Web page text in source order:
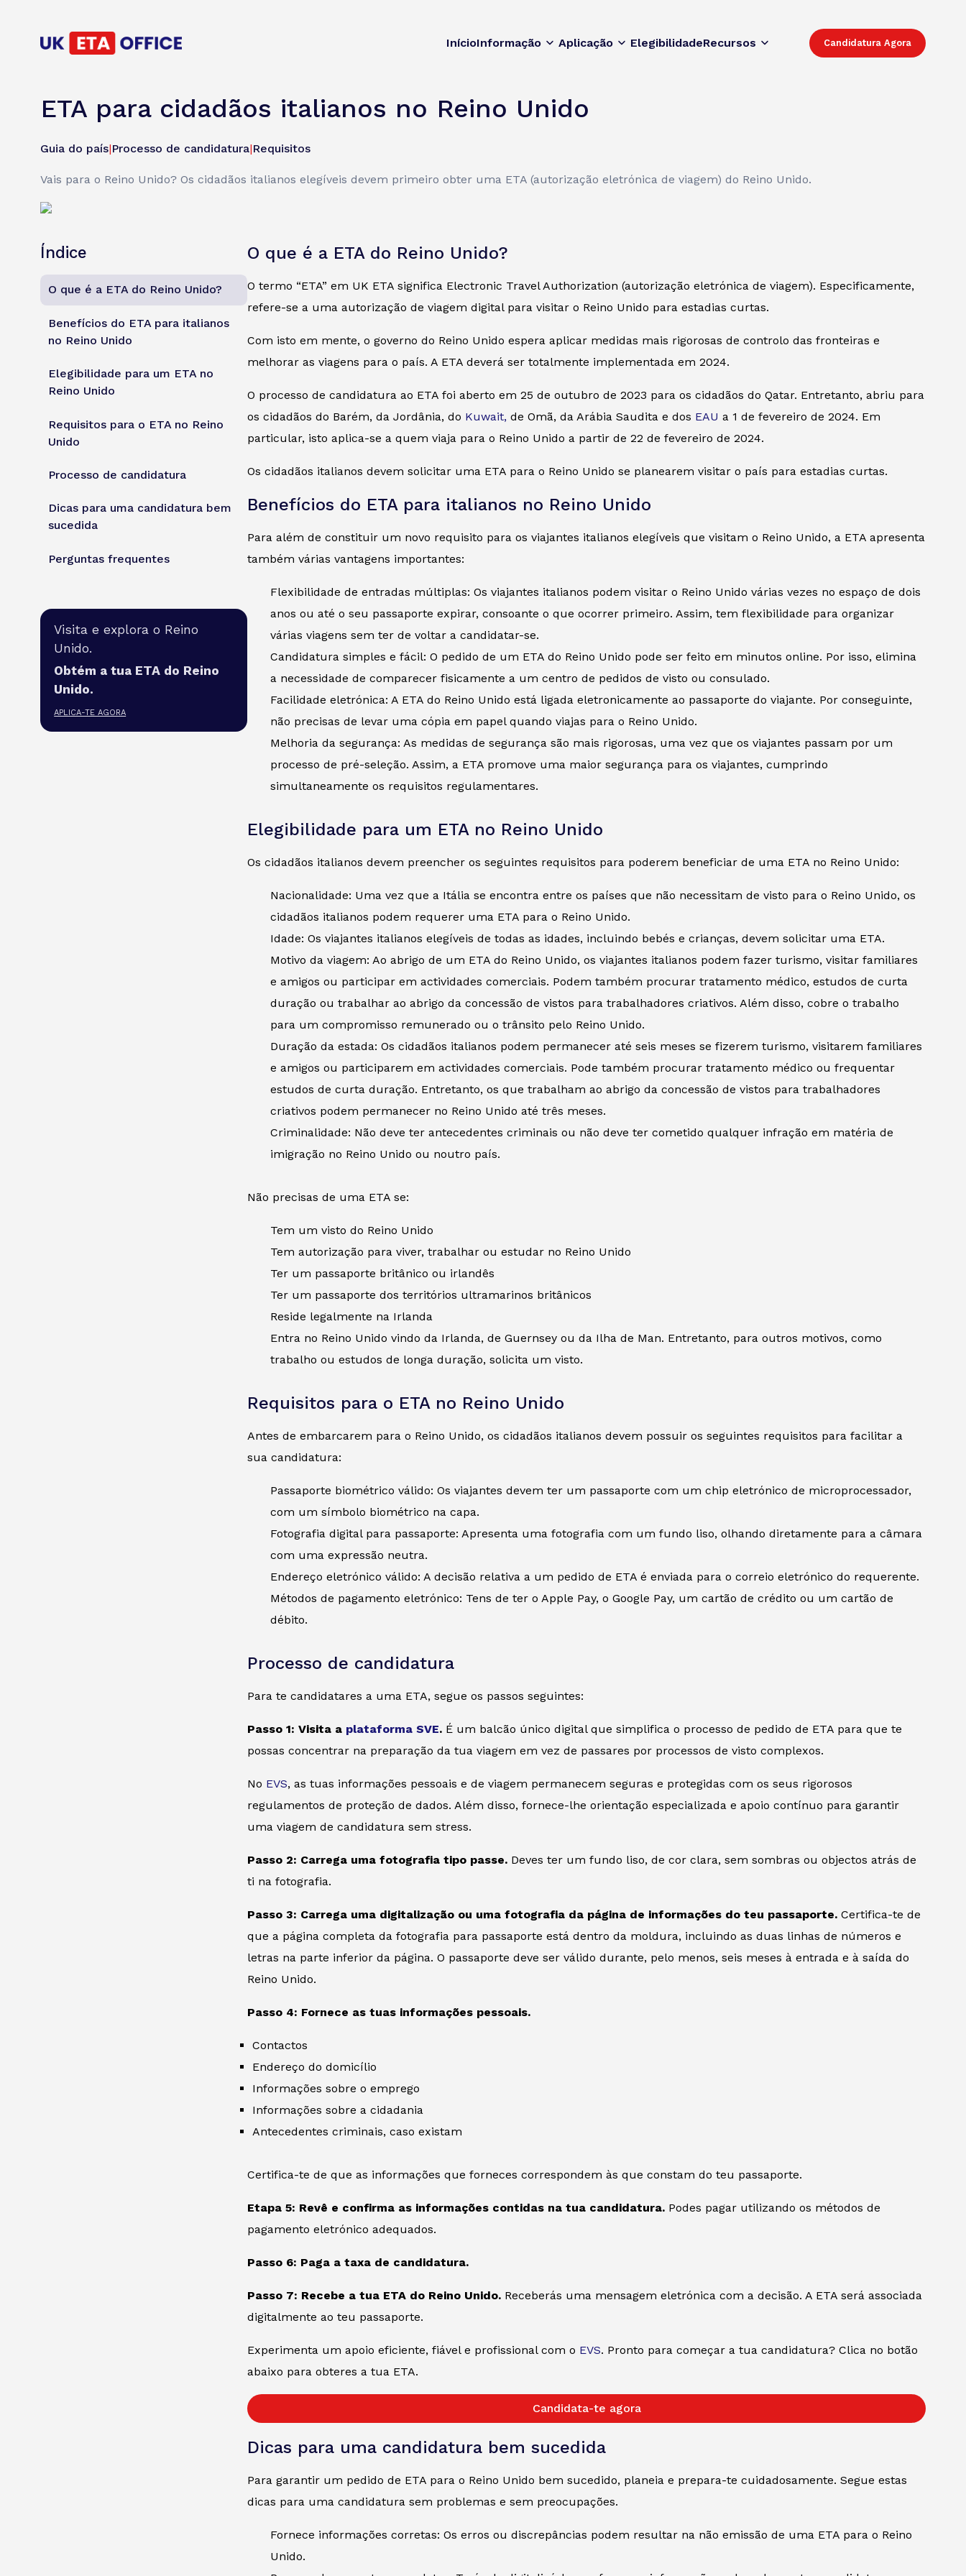
InícioInformação Aplicação ElegibilidadeRecursos Candidatura Agora
ETA para cidadãos italianos no Reino Unido
Guia do país|Processo de candidatura|Requisitos
Vais para o Reino Unido? Os cidadãos italianos elegíveis devem primeiro obter uma ETA (autorização eletrónica de viagem) do Reino Unido.
Índice
O que é a ETA do Reino Unido?
Benefícios do ETA para italianos
no Reino Unido
Elegibilidade para um ETA no
Reino Unido
Requisitos para o ETA no Reino
Unido
Processo de candidatura
Dicas para uma candidatura bem
sucedida
Perguntas frequentes
Visita e explora o Reino
Unido.
Obtém a tua ETA do Reino
Unido.
APLICA-TE AGORA
O que é a ETA do Reino Unido?
O termo “ETA” em UK ETA significa Electronic Travel Authorization (autorização eletrónica de viagem). Especificamente,
refere-se a uma autorização de viagem digital para visitar o Reino Unido para estadias curtas.
Com isto em mente, o governo do Reino Unido espera aplicar medidas mais rigorosas de controlo das fronteiras e
melhorar as viagens para o país. A ETA deverá ser totalmente implementada em 2024.
O processo de candidatura ao ETA foi aberto em 25 de outubro de 2023 para os cidadãos do Qatar. Entretanto, abriu para
os cidadãos do Barém, da Jordânia, do Kuwait, de Omã, da Arábia Saudita e dos EAU a 1 de fevereiro de 2024. Em
particular, isto aplica-se a quem viaja para o Reino Unido a partir de 22 de fevereiro de 2024.
Os cidadãos italianos devem solicitar uma ETA para o Reino Unido se planearem visitar o país para estadias curtas.
Benefícios do ETA para italianos no Reino Unido
Para além de constituir um novo requisito para os viajantes italianos elegíveis que visitam o Reino Unido, a ETA apresenta
também várias vantagens importantes:
Flexibilidade de entradas múltiplas: Os viajantes italianos podem visitar o Reino Unido várias vezes no espaço de dois
anos ou até o seu passaporte expirar, consoante o que ocorrer primeiro. Assim, tem flexibilidade para organizar
várias viagens sem ter de voltar a candidatar-se.
Candidatura simples e fácil: O pedido de um ETA do Reino Unido pode ser feito em minutos online. Por isso, elimina
a necessidade de comparecer fisicamente a um centro de pedidos de visto ou consulado.
Facilidade eletrónica: A ETA do Reino Unido está ligada eletronicamente ao passaporte do viajante. Por conseguinte,
não precisas de levar uma cópia em papel quando viajas para o Reino Unido.
Melhoria da segurança: As medidas de segurança são mais rigorosas, uma vez que os viajantes passam por um
processo de pré-seleção. Assim, a ETA promove uma maior segurança para os viajantes, cumprindo
simultaneamente os requisitos regulamentares.
Elegibilidade para um ETA no Reino Unido
Os cidadãos italianos devem preencher os seguintes requisitos para poderem beneficiar de uma ETA no Reino Unido:
Nacionalidade: Uma vez que a Itália se encontra entre os países que não necessitam de visto para o Reino Unido, os
cidadãos italianos podem requerer uma ETA para o Reino Unido.
Idade: Os viajantes italianos elegíveis de todas as idades, incluindo bebés e crianças, devem solicitar uma ETA.
Motivo da viagem: Ao abrigo de um ETA do Reino Unido, os viajantes italianos podem fazer turismo, visitar familiares
e amigos ou participar em actividades comerciais. Podem também procurar tratamento médico, estudos de curta
duração ou trabalhar ao abrigo da concessão de vistos para trabalhadores criativos. Além disso, cobre o trabalho
para um compromisso remunerado ou o trânsito pelo Reino Unido.
Duração da estada: Os cidadãos italianos podem permanecer até seis meses se fizerem turismo, visitarem familiares
e amigos ou participarem em actividades comerciais. Pode também procurar tratamento médico ou frequentar
estudos de curta duração. Entretanto, os que trabalham ao abrigo da concessão de vistos para trabalhadores
criativos podem permanecer no Reino Unido até três meses.
Criminalidade: Não deve ter antecedentes criminais ou não deve ter cometido qualquer infração em matéria de
imigração no Reino Unido ou noutro país.
Não precisas de uma ETA se:
Tem um visto do Reino Unido
Tem autorização para viver, trabalhar ou estudar no Reino Unido
Ter um passaporte britânico ou irlandês
Ter um passaporte dos territórios ultramarinos britânicos
Reside legalmente na Irlanda
Entra no Reino Unido vindo da Irlanda, de Guernsey ou da Ilha de Man. Entretanto, para outros motivos, como
trabalho ou estudos de longa duração, solicita um visto.
Requisitos para o ETA no Reino Unido
Antes de embarcarem para o Reino Unido, os cidadãos italianos devem possuir os seguintes requisitos para facilitar a
sua candidatura:
Passaporte biométrico válido: Os viajantes devem ter um passaporte com um chip eletrónico de microprocessador,
com um símbolo biométrico na capa.
Fotografia digital para passaporte: Apresenta uma fotografia com um fundo liso, olhando diretamente para a câmara
com uma expressão neutra.
Endereço eletrónico válido: A decisão relativa a um pedido de ETA é enviada para o correio eletrónico do requerente.
Métodos de pagamento eletrónico: Tens de ter o Apple Pay, o Google Pay, um cartão de crédito ou um cartão de
débito.
Processo de candidatura
Para te candidatares a uma ETA, segue os passos seguintes:
Passo 1: Visita a plataforma SVE. É um balcão único digital que simplifica o processo de pedido de ETA para que te
possas concentrar na preparação da tua viagem em vez de passares por processos de visto complexos.
No EVS, as tuas informações pessoais e de viagem permanecem seguras e protegidas com os seus rigorosos
regulamentos de proteção de dados. Além disso, fornece-lhe orientação especializada e apoio contínuo para garantir
uma viagem de candidatura sem stress.
Passo 2: Carrega uma fotografia tipo passe. Deves ter um fundo liso, de cor clara, sem sombras ou objectos atrás de
ti na fotografia.
Passo 3: Carrega uma digitalização ou uma fotografia da página de informações do teu passaporte. Certifica-te de
que a página completa da fotografia para passaporte está dentro da moldura, incluindo as duas linhas de números e
letras na parte inferior da página. O passaporte deve ser válido durante, pelo menos, seis meses à entrada e à saída do
Reino Unido.
Passo 4: Fornece as tuas informações pessoais.
Contactos
Endereço do domicílio
Informações sobre o emprego
Informações sobre a cidadania
Antecedentes criminais, caso existam
Certifica-te de que as informações que forneces correspondem às que constam do teu passaporte.
Etapa 5: Revê e confirma as informações contidas na tua candidatura. Podes pagar utilizando os métodos de
pagamento eletrónico adequados.
Passo 6: Paga a taxa de candidatura.
Passo 7: Recebe a tua ETA do Reino Unido. Receberás uma mensagem eletrónica com a decisão. A ETA será associada
digitalmente ao teu passaporte.
Experimenta um apoio eficiente, fiável e profissional com o EVS. Pronto para começar a tua candidatura? Clica no botão
abaixo para obteres a tua ETA.
Candidata-te agora
Dicas para uma candidatura bem sucedida
Para garantir um pedido de ETA para o Reino Unido bem sucedido, planeia e prepara-te cuidadosamente. Segue estas
dicas para uma candidatura sem problemas e sem preocupações.
Fornece informações corretas: Os erros ou discrepâncias podem resultar na não emissão de uma ETA para o Reino
Unido.